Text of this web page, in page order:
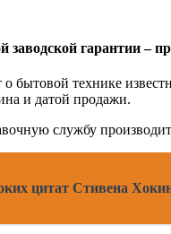
заводской гарантии –
о бытовой технике
и датой продажи.
службу
цитат Стивена